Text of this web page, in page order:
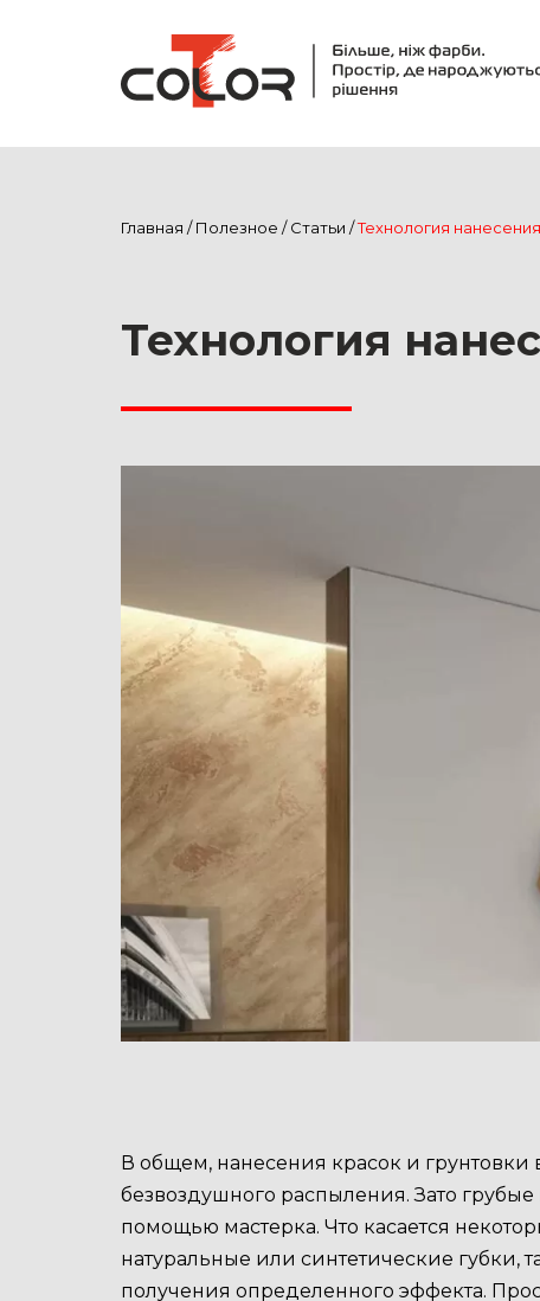
Главная /Полезное /Статьи /Технология
Технология
В общем, нанесения красок и
безвоздушного распыления. Зато
помощью мастерка. Что касается
натуральные или синтетические
получения определенного эффекта.